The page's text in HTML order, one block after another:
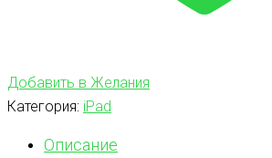
Добавить в Желания
Категория: iPad
Описание